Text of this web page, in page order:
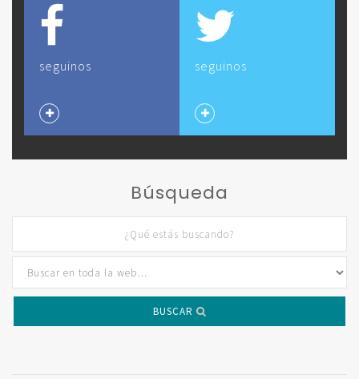
seguinos seguinos
Búsqueda
BUSCAR